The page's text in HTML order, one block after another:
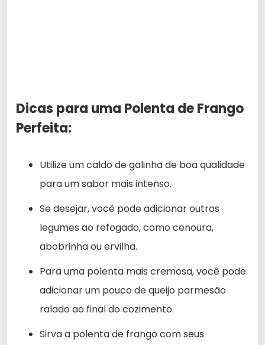
Dicas para uma Polenta de Frango
Perfeita:
Utilize um caldo de galinha de boa qualidade
para um sabor mais intenso.
Se desejar, você pode adicionar outros
legumes ao refogado, como cenoura,
abobrinha ou ervilha.
Para uma polenta mais cremosa, você pode
adicionar um pouco de queijo parmesão
ralado ao final do cozimento.
Sirva a polenta de frango com seus